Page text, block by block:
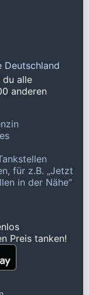
Deutschland
du alle
anderen
für z.B. „Jetzt
in der Nähe“
Preis tanken!